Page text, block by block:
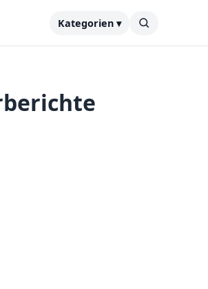
Kategorien ▾